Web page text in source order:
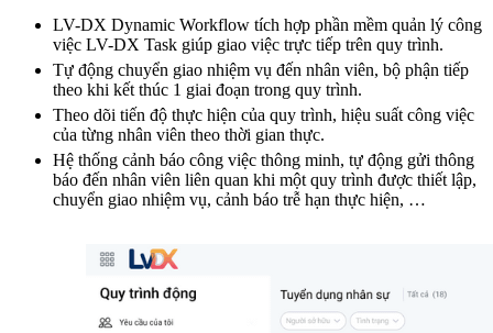
LV-DX Dynamic Workflow tích hợp phần mềm quản lý công
việc LV-DX Task giúp giao việc trực tiếp trên quy trình.
Tự động chuyển giao nhiệm vụ đến nhân viên, bộ phận tiếp
theo khi kết thúc 1 giai đoạn trong quy trình.
Theo dõi tiến độ thực hiện của quy trình, hiệu suất công việc
của từng nhân viên theo thời gian thực.
Hệ thống cảnh báo công việc thông minh, tự động gửi thông
báo đến nhân viên liên quan khi một quy trình được thiết lập,
chuyển giao nhiệm vụ, cảnh báo trễ hạn thực hiện, …